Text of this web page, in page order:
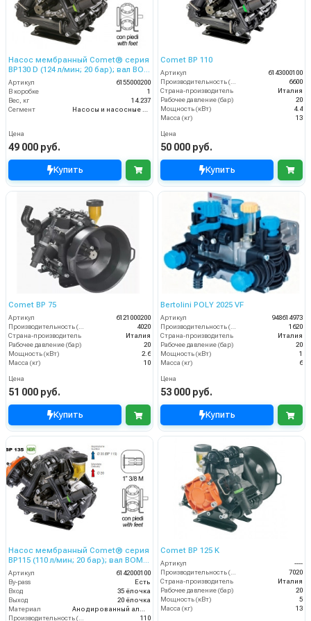
Насос мембранный Comet® серия
ВP130 D (124 л/мин; 20 бар); вал ВОМ
13/8
Артикул
6155000200
В коробке
1
Вес, кг
14.237
Сегмент
Цена
49 000 руб.
Купить
Comet BP 110
Артикул
6143000100
6600
Страна-производитель
Италия
Рабочее давление (бар)
20
Мощность (кВт)
4.4
Масса (кг)
13
Цена
50 000 руб.
Купить
Comet BP 75
Артикул
6121000200
Производительность (л/ч)
4020
Страна-производитель
Италия
Рабочее давление (бар)
20
Мощность (кВт)
2.6
Масса (кг)
10
Цена
51 000 руб.
Купить
Bertolini POLY 2025 VF
Артикул
948614973
Производительность (л/ч)
1620
Страна-производитель
Италия
Рабочее давление (бар)
20
Мощность (кВт)
1
Масса (кг)
6
Цена
53 000 руб.
Купить
Насос мембранный Comet® серия
ВP115 (110 л/мин; 20 бар); вал ВОМ
13/8
Артикул
6142000100
By-pass
Есть
Вход
35 ёлочка
Выход
20 ёлочка
Материал
110
Comet BP 125 K
Артикул
----
7020
Страна-производитель
Италия
Рабочее давление (бар)
20
Мощность (кВт)
5
Масса (кг)
13